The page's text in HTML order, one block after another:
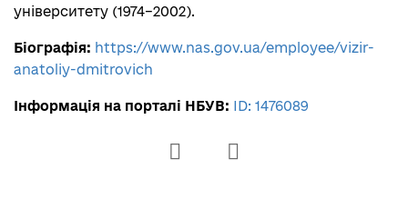
університету (1974–2002).
Біографія: https://www.nas.gov.ua/employee/vizir-
anatoliy-dmitrovich
Інформація на порталі НБУВ: ID: 1476089
Наукові праці у НРАТ
https://old.nas.gov.ua/UA/PersonalSite/Pages/Biograp
hy.aspx?PersonID=0000003809
Нагороди: https://old.nas.gov.ua/UA/PersonalSite/Par
PersonID=0000003809